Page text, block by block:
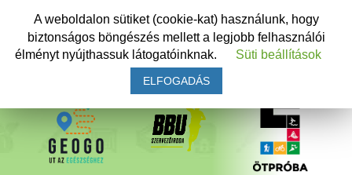
A weboldalon sütiket (cookie-kat) használunk, hogy
biztonságos böngészés mellett a legjobb felhasználói
élményt nyújthassuk látogatóinknak.
Süti beállítások
ELFOGADÁS